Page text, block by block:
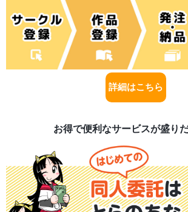
詳細はこちら
お得で便利なサービスが盛り